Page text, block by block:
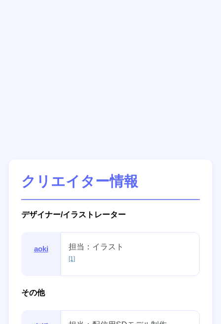
クリエイター情報
デザイナー/イラストレーター
aoki 担当：イラスト
[1]
その他